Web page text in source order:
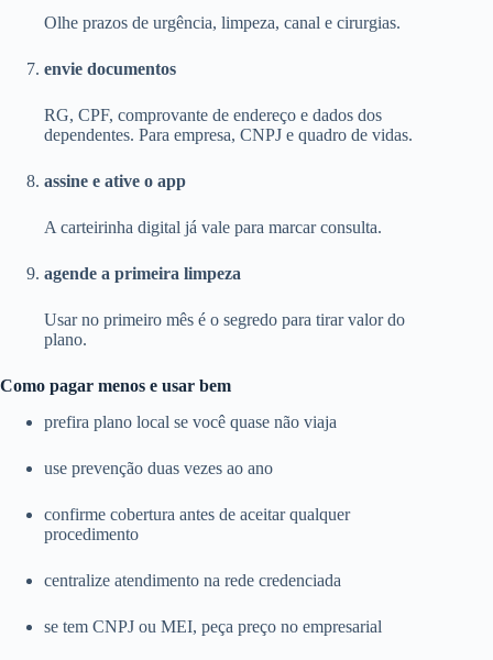
Olhe prazos de urgência, limpeza, canal e cirurgias.
envie documentos
RG, CPF, comprovante de endereço e dados dos
dependentes. Para empresa, CNPJ e quadro de vidas.
assine e ative o app
A carteirinha digital já vale para marcar consulta.
agende a primeira limpeza
Usar no primeiro mês é o segredo para tirar valor do
plano.
Como pagar menos e usar bem
prefira plano local se você quase não viaja
use prevenção duas vezes ao ano
confirme cobertura antes de aceitar qualquer
procedimento
centralize atendimento na rede credenciada
se tem CNPJ ou MEI, peça preço no empresarial